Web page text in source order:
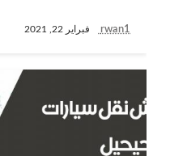
rwan1 فبراير 22, 2021